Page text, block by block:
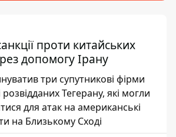
проти китайських
допомогу Ірану
три супутникові фірми
Тегерану, які могли
для атак на американські
на Близькому Сході